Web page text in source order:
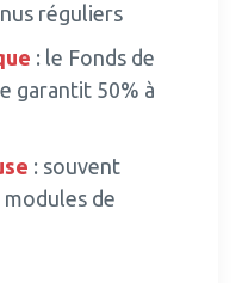
réguliers
: le Fonds de
garantit 50% à
: souvent
modules de